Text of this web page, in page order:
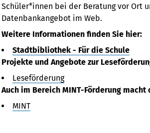
Schüler*innen bei der Beratung vor Ort
Datenbankangebot im Web.
Weitere Informationen finden Sie hier:
Stadtbibliothek - Für die Schule
Projekte und Angebote zur
Leseförderung
Auch im Bereich MINT-Förderung
MINT